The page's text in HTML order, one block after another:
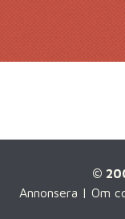
©
Annonsera | Om